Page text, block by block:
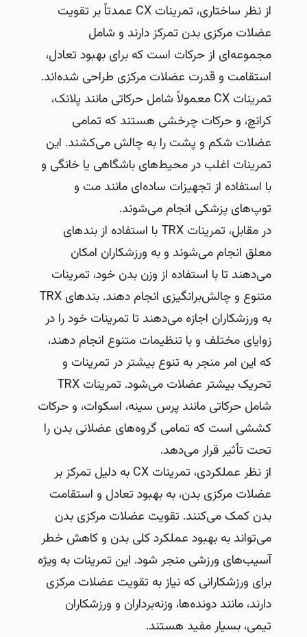
از نظر ساختاری، تمرینات CX عمدتاً بر تقویت
عضلات مرکزی بدن تمرکز دارند و شامل
مجموعه‌ای از حرکات است که برای بهبود تعادل،
استقامت و قدرت عضلات مرکزی طراحی شده‌اند.
تمرینات CX معمولاً شامل حرکاتی مانند پلانک،
کرانچ، و حرکات چرخشی هستند که تمامی
عضلات شکم و پشت را به چالش می‌کشند. این
تمرینات اغلب در محیط‌های باشگاهی یا خانگی و
با استفاده از تجهیزات ساده‌ای مانند مت و
توپ‌های پزشکی انجام می‌شوند.
در مقابل، تمرینات TRX با استفاده از بندهای
معلق انجام می‌شوند و به ورزشکاران امکان
می‌دهند تا با استفاده از وزن بدن خود، تمرینات
متنوع و چالش‌برانگیزی انجام دهند. بندهای TRX
به ورزشکاران اجازه می‌دهند تا تمرینات خود را در
زوایای مختلف و با تنظیمات متنوع انجام دهند،
که این امر منجر به تنوع بیشتر در تمرینات و
تحریک بیشتر عضلات می‌شود. تمرینات TRX
شامل حرکاتی مانند پرس سینه، اسکوات، و حرکات
کششی است که تمامی گروه‌های عضلانی بدن را
تحت تأثیر قرار می‌دهد.
از نظر عملکردی، تمرینات CX به دلیل تمرکز بر
عضلات مرکزی بدن، به بهبود تعادل و استقامت
بدن کمک می‌کنند. تقویت عضلات مرکزی بدن
می‌تواند به بهبود عملکرد کلی بدن و کاهش خطر
آسیب‌های ورزشی منجر شود. این تمرینات به ویژه
برای ورزشکارانی که نیاز به تقویت عضلات مرکزی
دارند، مانند دونده‌ها، وزنه‌برداران و ورزشکاران
تیمی، بسیار مفید هستند.